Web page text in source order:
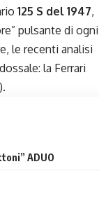
125 S del 1947,
pulsante di ogni
le recenti analisi
la Ferrari
ADUO